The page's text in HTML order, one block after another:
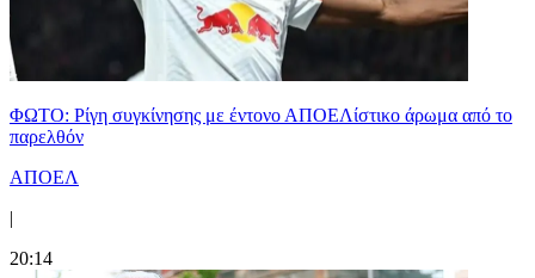
ΦΩΤΟ: Ρίγη συγκίνησης με έντονο ΑΠΟΕΛίστικο άρωμα από το
παρελθόν
ΑΠΟΕΛ
|
20:14